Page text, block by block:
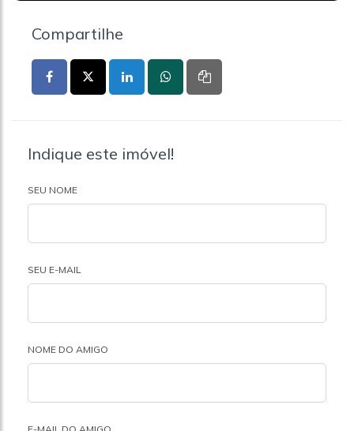
Compartilhe
Indique este imóvel!
SEU NOME
SEU E-MAIL
NOME DO AMIGO